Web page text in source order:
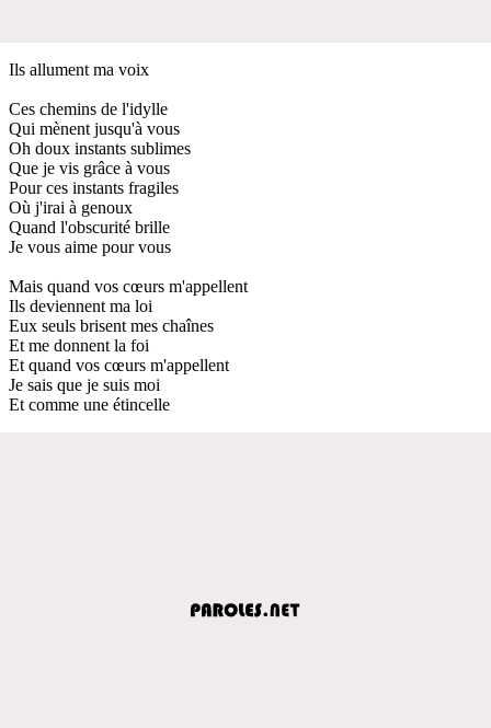
Ils allument ma voix
Ces chemins de l'idylle
Qui mènent jusqu'à vous
Oh doux instants sublimes
Que je vis grâce à vous
Pour ces instants fragiles
Où j'irai à genoux
Quand l'obscurité brille
Je vous aime pour vous
Mais quand vos cœurs m'appellent
Ils deviennent ma loi
Eux seuls brisent mes chaînes
Et me donnent la foi
Et quand vos cœurs m'appellent
Je sais que je suis moi
Et comme une étincelle